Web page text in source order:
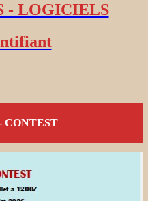
- LOGICIELS
CONTEST